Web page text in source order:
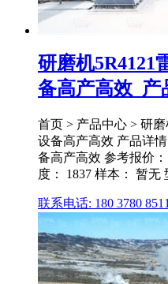
研磨机5R4121
备高产高效_产
首页 > 产品中心 > 研
设备高产高效 产品详
备高产高效 参考报价
度： 1837 样本： 暂无
联系电话: 180 3780 8511